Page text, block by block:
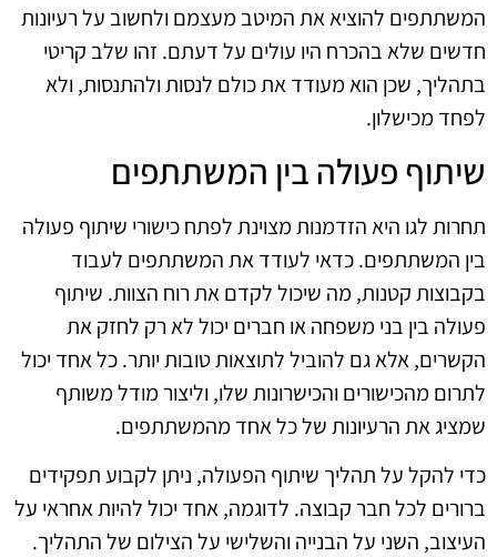
המשתתפים להוציא את המיטב מעצמם ולחשוב על רעיונות
חדשים שלא בהכרח היו עולים על דעתם. זהו שלב קריטי
בתהליך, שכן הוא מעודד את כולם לנסות ולהתנסות, ולא
לפחד מכישלון.
שיתוף פעולה בין המשתתפים
תחרות לגו היא הזדמנות מצוינת לפתח כישורי שיתוף פעולה
בין המשתתפים. כדאי לעודד את המשתתפים לעבוד
בקבוצות קטנות, מה שיכול לקדם את רוח הצוות. שיתוף
פעולה בין בני משפחה או חברים יכול לא רק לחזק את
הקשרים, אלא גם להוביל לתוצאות טובות יותר. כל אחד יכול
לתרום מהכישורים והכישרונות שלו, וליצור מודל משותף
שמציג את הרעיונות של כל אחד מהמשתתפים.
כדי להקל על תהליך שיתוף הפעולה, ניתן לקבוע תפקידים
ברורים לכל חבר קבוצה. לדוגמה, אחד יכול להיות אחראי על
העיצוב, השני על הבנייה והשלישי על הצילום של התהליך.